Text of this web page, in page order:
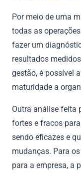
Por meio de uma
todas as
fazer um
resultados
gestão, é possível
maturidade a
Outra análise feita
fortes e fracos
sendo eficazes e
mudanças. Para
para a empresa, a